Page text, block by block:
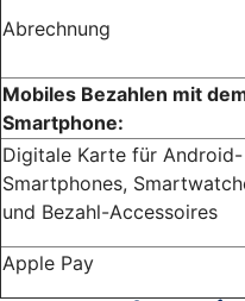
Abrechnung
Mobiles Bezahlen mit
Smartphone:
Digitale Karte für Android-
Smartphones,
und Bezahl-Accessoires
Apple Pay